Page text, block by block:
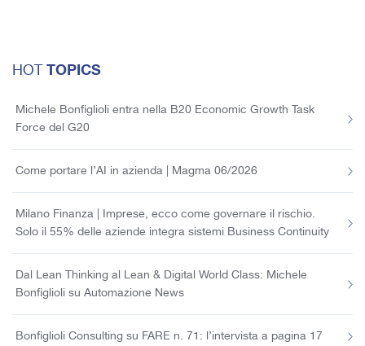
HOTTOPICS
Michele Bonfiglioli entra nella B20 Economic Growth Task
Force del G20
Come portare l’AI in azienda | Magma 06/2026
Milano Finanza | Imprese, ecco come governare il rischio.
Solo il 55% delle aziende integra sistemi Business Continuity
Dal Lean Thinking al Lean & Digital World Class: Michele
Bonfiglioli su Automazione News
Bonfiglioli Consulting su FARE n. 71: l’intervista a pagina 17